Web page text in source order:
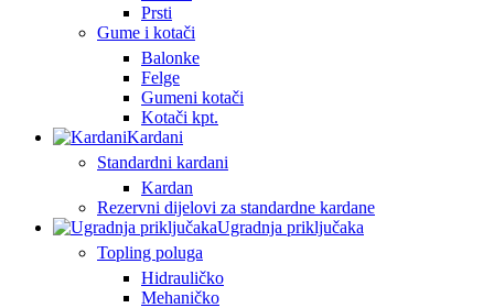
Prsti
Gume i kotači
Balonke
Felge
Gumeni kotači
Kotači kpt.
Kardani
Standardni kardani
Kardan
Rezervni dijelovi za standardne kardane
Ugradnja priključaka
Topling poluga
Hidrauličko
Mehaničko